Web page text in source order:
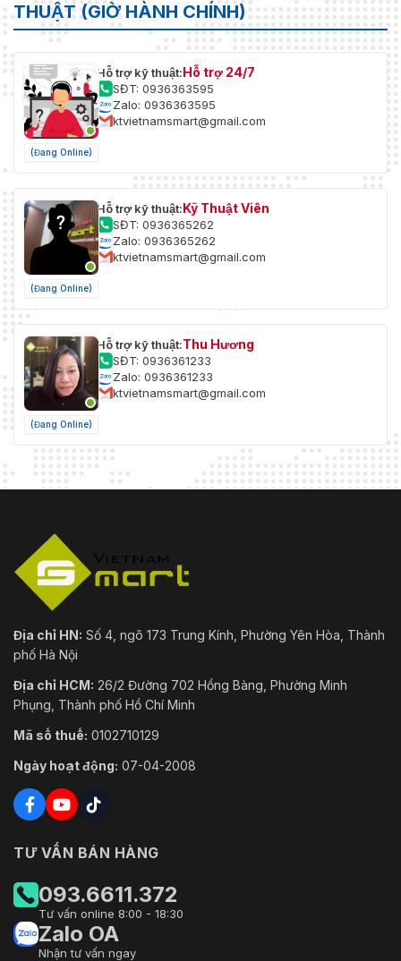
THUẬT (GIỜ HÀNH CHÍNH)
(Đang Online)
Hỗ trợ kỹ thuật:Hỗ trợ 24/7
SĐT: 0936363595
Zalo: 0936363595
ktvietnamsmart@gmail.com
(Đang Online)
Hỗ trợ kỹ thuật:Kỹ Thuật Viên
SĐT: 0936365262
Zalo: 0936365262
ktvietnamsmart@gmail.com
(Đang Online)
Hỗ trợ kỹ thuật:Thu Hương
SĐT: 0936361233
Zalo: 0936361233
ktvietnamsmart@gmail.com
Địa chỉ HN: Số 4, ngõ 173 Trung Kính, Phường Yên Hòa, Thành
phố Hà Nội
Địa chỉ HCM: 26/2 Đường 702 Hồng Bàng, Phường Minh
Phụng, Thành phố Hồ Chí Minh
Mã số thuế: 0102710129
Ngày hoạt động: 07-04-2008
TƯ VẤN BÁN HÀNG
093.6611.372
Tư vấn online 8:00 - 18:30
Zalo OA
Nhận tư vấn ngay